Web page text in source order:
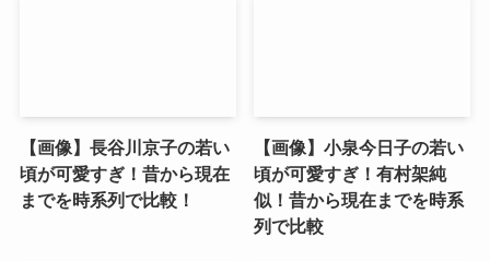
【画像】長谷川京子の若い
頃が可愛すぎ！昔から現在
までを時系列で比較！
【画像】小泉今日子の若い
頃が可愛すぎ！有村架純
似！昔から現在までを時系
列で比較